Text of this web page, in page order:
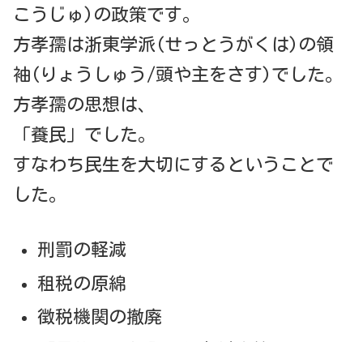
こうじゅ)の政策です。
方孝孺は浙東学派(せっとうがくは)の領
袖(りょうしゅう/頭や主をさす)でした。
方孝孺の思想は、
「養民」でした。
すなわち民生を大切にするということで
した。
刑罰の軽減
租税の原綿
徴税機関の撤廃